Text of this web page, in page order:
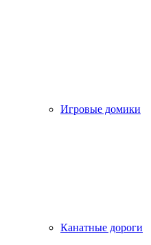
Игровые домики
Канатные дороги